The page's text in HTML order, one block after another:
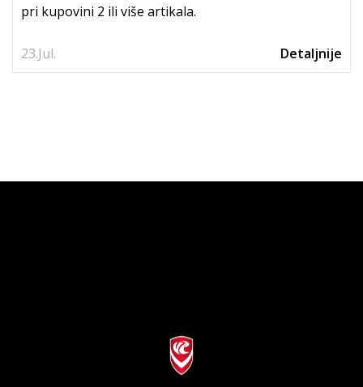
23.Jul.
pri kupovini 2 ili više artikala.
Detaljnije